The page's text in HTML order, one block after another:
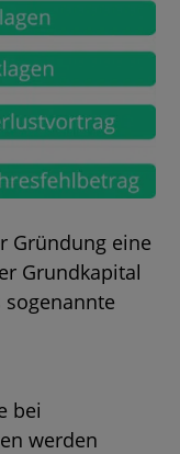
Gründung eine
Grundkapital
bei
werden